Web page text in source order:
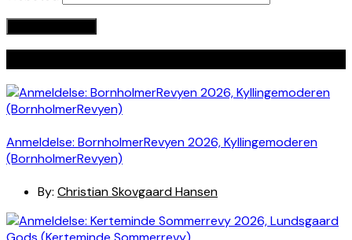
Anmeldelse: BornholmerRevyen 2026, Kyllingemoderen
(BornholmerRevyen)
By: Christian Skovgaard Hansen